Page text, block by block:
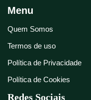
Menu
Quem Somos
Termos de uso
Política de Privacidade
Política de Cookies
Redes Sociais